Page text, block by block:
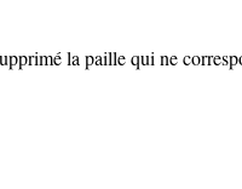
la paille qui ne